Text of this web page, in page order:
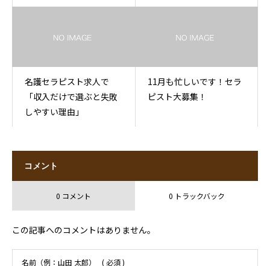
ポイント
名護セラピスト求人で
「収入だけで選ぶと失敗
しやすい理由」
11月も忙しいです！セラ
ピスト大募集！
コメント
0 コメント 0 トラックバック
この記事へのコメントはありません。
名前（例：山田 太郎） ( 必須 )